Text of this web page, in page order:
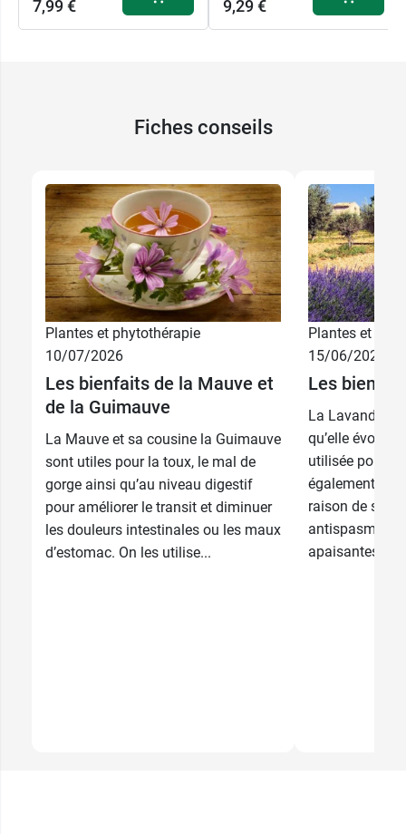
7,99 € 9,29 €
9,29 €
250 g 15,89 €
Fiches conseils
Plantes et phytothérapie
10/07/2026
Les bienfaits de la Mauve et
de la Guimauve
La Mauve et sa cousine la Guimauve
sont utiles pour la toux, le mal de
gorge ainsi qu’au niveau digestif
pour améliorer le transit et diminuer
les douleurs intestinales ou les maux
d’estomac. On les utilise...
Plantes et
15/06/2026
Les
La Lavande et
qu’elle
utilisée pour
également en
raison de ses
apaisantes,...